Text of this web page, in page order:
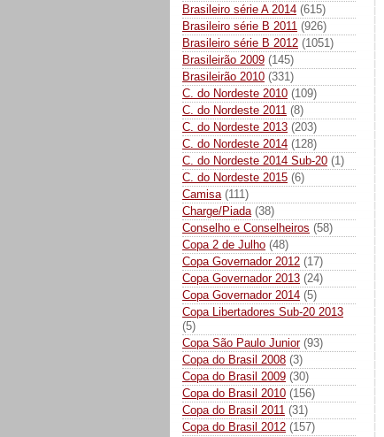
Brasileiro série A 2014 (615)
Brasileiro série B 2011 (926)
Brasileiro série B 2012 (1051)
Brasileirão 2009 (145)
Brasileirão 2010 (331)
C. do Nordeste 2010 (109)
C. do Nordeste 2011 (8)
C. do Nordeste 2013 (203)
C. do Nordeste 2014 (128)
C. do Nordeste 2014 Sub-20 (1)
C. do Nordeste 2015 (6)
Camisa (111)
Charge/Piada (38)
Conselho e Conselheiros (58)
Copa 2 de Julho (48)
Copa Governador 2012 (17)
Copa Governador 2013 (24)
Copa Governador 2014 (5)
Copa Libertadores Sub-20 2013
(5)
Copa São Paulo Junior (93)
Copa do Brasil 2008 (3)
Copa do Brasil 2009 (30)
Copa do Brasil 2010 (156)
Copa do Brasil 2011 (31)
Copa do Brasil 2012 (157)